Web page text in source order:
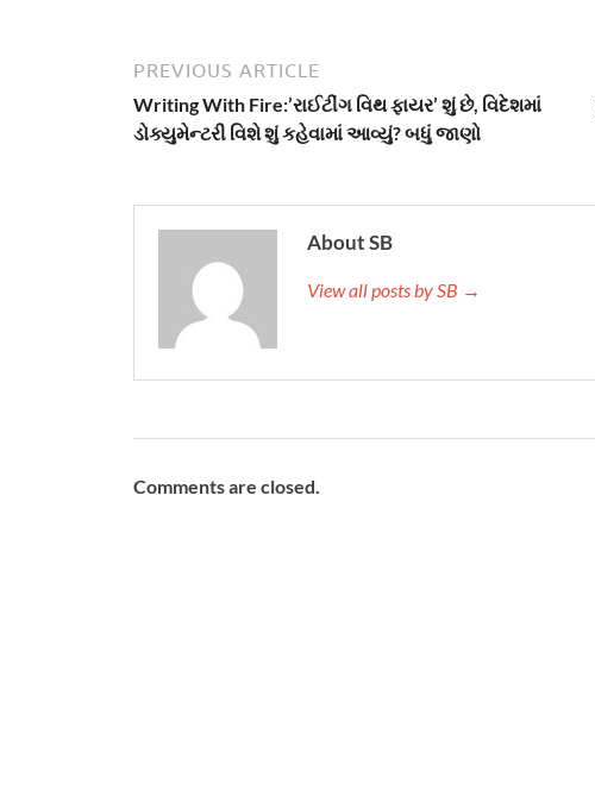
PREVIOUS ARTICLE
Writing With Fire:’રાઈટીંગ વિથ ફાયર’ શું છે, વિદેશમાં
ડોક્યુમેન્ટરી વિશે શું કહેવામાં આવ્યું? બધું જાણો
About SB
View all posts by SB →
Comments are closed.